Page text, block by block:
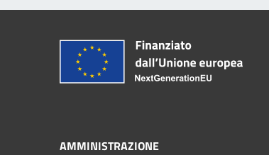
AMMINISTRAZIONE